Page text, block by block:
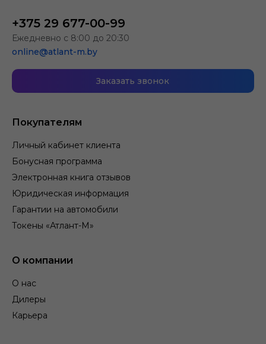
Покупателям
Личный кабинет клиента
Бонусная программа
Электронная книга отзывов
Юридическая информация
Гарантии на автомобили
Токены «Атлант-М»
О компании
О нас
Дилеры
Карьера
+375 29 677-00-99
Ежедневно с 8:00 до 20:30
online@atlant-m.by
Заказать звонок